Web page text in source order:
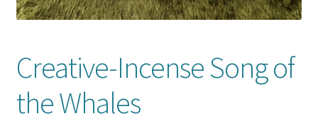
Creative-Incense Song of
the Whales